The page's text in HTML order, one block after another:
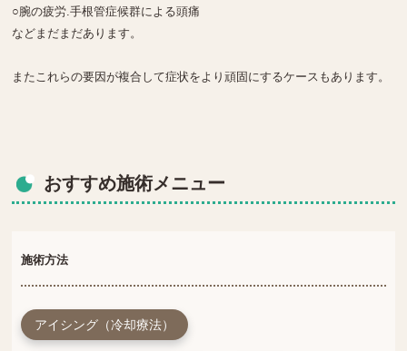
○腕の疲労.手根管症候群による頭痛
などまだまだあります。
またこれらの要因が複合して症状をより頑固にするケースもあります。
おすすめ施術メニュー
施術方法
アイシング（冷却療法）